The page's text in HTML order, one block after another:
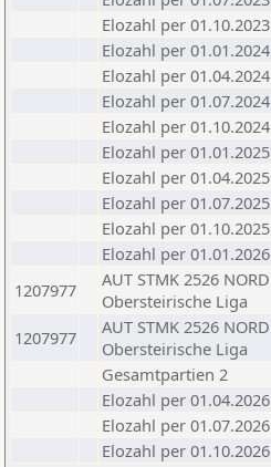
Elozahl per 01.10.2023
Elozahl per 01.01.2024
Elozahl per 01.04.2024
Elozahl per 01.07.2024
Elozahl per 01.10.2024
Elozahl per 01.01.2025
Elozahl per 01.04.2025
Elozahl per 01.07.2025
Elozahl per 01.10.2025
Elozahl per 01.01.2026
1207977
AUT STMK 2526 NORD
Obersteirische Liga
1207977
AUT STMK 2526 NORD
Obersteirische Liga
Gesamtpartien 2
Elozahl per 01.04.2026
Elozahl per 01.07.2026
Elozahl per 01.10.2026